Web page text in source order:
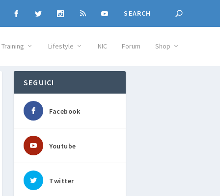
Training Lifestyle NIC Forum Shop
SEGUICI
Facebook
Youtube
Twitter